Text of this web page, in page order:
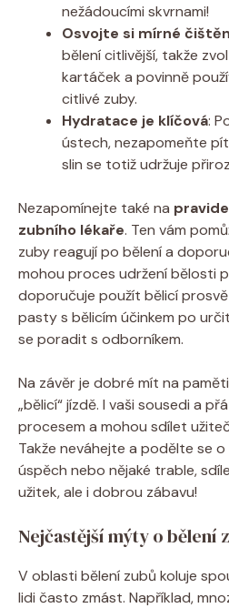
nežádoucími skvrnami!
Osvojte si mírné
bělení citlivější, takže
kartáček a povinně
citlivé zuby.
Hydratace je klíčová:
ústech, nezapomeňte
slin se totiž udržuje
Nezapomínejte také na
zubního lékaře. Ten vám
zuby reagují po bělení a
mohou proces udržení bělosti
doporučuje použít bělicí
pasty s bělicím účinkem po
se poradit s odborníkem.
Na závěr je dobré mít na
„bělicí“ jízdě. I vaši sousedi a
procesem a mohou sdílet
Takže neváhejte a podělte se
úspěch nebo nějaké trable,
užitek, ale i dobrou zábavu!
Nejčastější mýty o bělení
V oblasti bělení zubů koluje
lidi často zmást. Například,